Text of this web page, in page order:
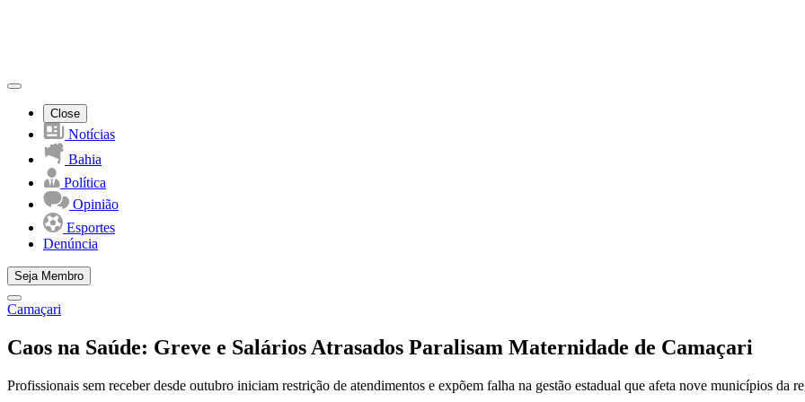
Close
Notícias
Bahia
Política
Opinião
Esportes
Denúncia
Seja Membro
Camaçari
Caos na Saúde: Greve e Salários Atrasados Paralisam Maternidade de Camaçari
Profissionais sem receber desde outubro iniciam restrição de atendimentos e expõem falha na gestão estadual que afeta nove municípios da